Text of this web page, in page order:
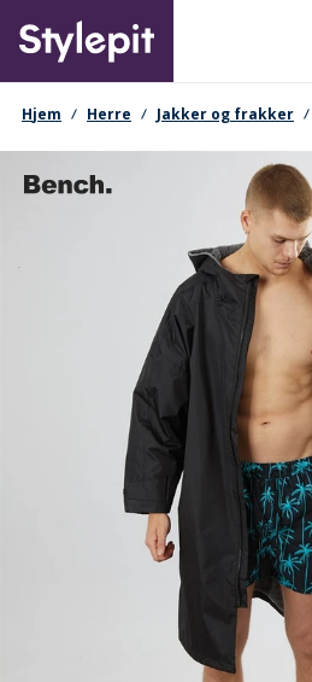
main
content
Primary departments
navigationssti
Hjem Herre Jakker og frakker